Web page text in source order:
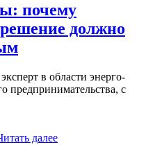
почему
должно
в области энерго-
предпринимательства, с
далее